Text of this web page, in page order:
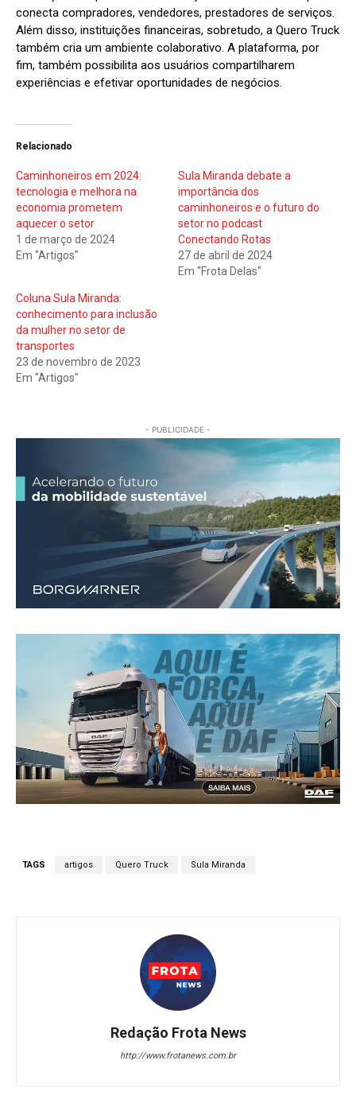
conecta compradores, vendedores, prestadores de serviços.
Além disso, instituições financeiras, sobretudo, a Quero Truck
também cria um ambiente colaborativo. A plataforma, por
fim, também possibilita aos usuários compartilharem
experiências e efetivar oportunidades de negócios.
Relacionado
Caminhoneiros em 2024:
tecnologia e melhora na
economia prometem
aquecer o setor
1 de março de 2024
Em "Artigos"
Sula Miranda debate a
importância dos
caminhoneiros e o futuro do
setor no podcast
Conectando Rotas
27 de abril de 2024
Em "Frota Delas"
Coluna Sula Miranda:
conhecimento para inclusão
da mulher no setor de
transportes
23 de novembro de 2023
Em "Artigos"
- PUBLICIDADE -
TAGS artigos Quero Truck Sula Miranda
Redação Frota News
http://www.frotanews.com.br